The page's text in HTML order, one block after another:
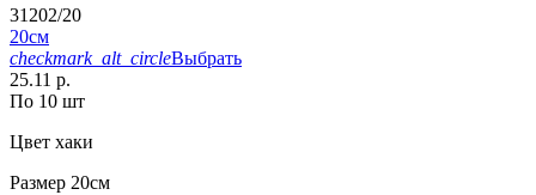
31202/20
20см
checkmark_alt_circleВыбрать
25.11 р.
По 10 шт
Цвет хаки
Размер 20см